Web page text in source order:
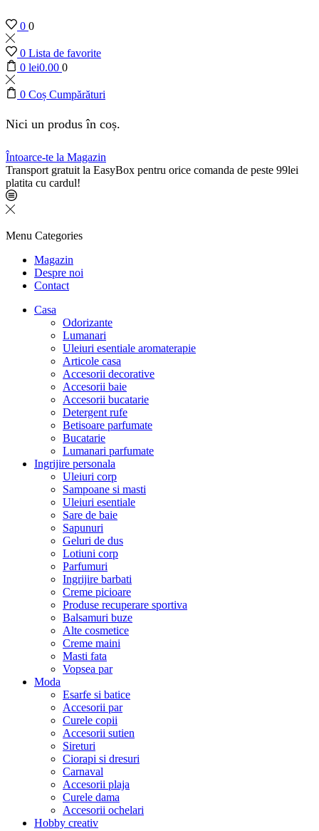
0 0
0 Lista de favorite
0 lei0.00 0
0 Coș Cumpărături
Nici un produs în coș.
Întoarce-te la Magazin
Transport gratuit la EasyBox pentru orice comanda de peste 99lei
platita cu cardul!
Menu Categories
Magazin
Despre noi
Contact
Casa
Odorizante
Lumanari
Uleiuri esentiale aromaterapie
Articole casa
Accesorii decorative
Accesorii baie
Accesorii bucatarie
Detergent rufe
Betisoare parfumate
Bucatarie
Lumanari parfumate
Ingrijire personala
Uleiuri corp
Sampoane si masti
Uleiuri esentiale
Sare de baie
Sapunuri
Geluri de dus
Lotiuni corp
Parfumuri
Ingrijire barbati
Creme picioare
Produse recuperare sportiva
Balsamuri buze
Alte cosmetice
Creme maini
Masti fata
Vopsea par
Moda
Esarfe si batice
Accesorii par
Curele copii
Accesorii sutien
Sireturi
Ciorapi si dresuri
Carnaval
Accesorii plaja
Curele dama
Accesorii ochelari
Hobby creativ